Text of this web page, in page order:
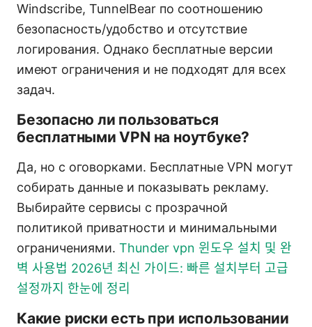
Windscribe, TunnelBear по соотношению
безопасность/удобство и отсутствие
логирования. Однако бесплатные версии
имеют ограничения и не подходят для всех
задач.
Безопасно ли пользоваться
бесплатными VPN на ноутбуке?
Да, но с оговорками. Бесплатные VPN могут
собирать данные и показывать рекламу.
Выбирайте сервисы с прозрачной
политикой приватности и минимальными
ограничениями. Thunder vpn 윈도우 설치 및 완
벽 사용법 2026년 최신 가이드: 빠른 설치부터 고급
설정까지 한눈에 정리
Какие риски есть при использовании